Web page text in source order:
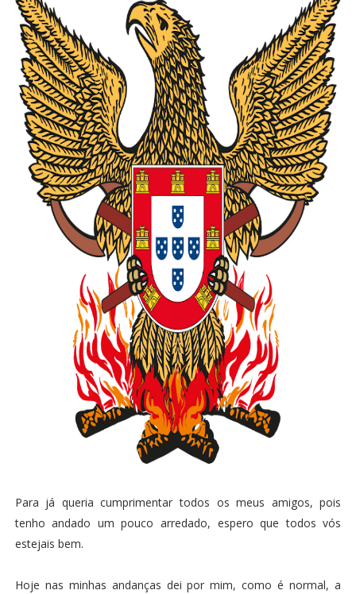
Para já queria cumprimentar todos os meus amigos, pois
tenho andado um pouco arredado, espero que todos vós
estejais bem.
Hoje nas minhas andanças dei por mim, como é normal, a